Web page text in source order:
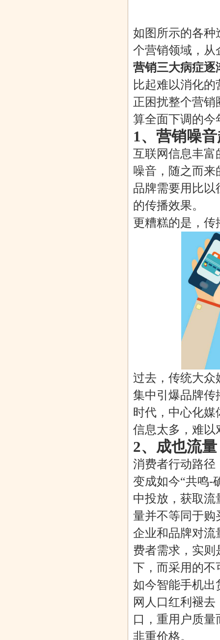
如图所示的各种
个营销领域，从
营销三大病症逐
比起难以消化的
正困扰整个营
算全面下调的今
1、营销噪
互联网信息丰富
噪音，随之而
品牌需要用比
的传播效果。
更糟糕的是，传
过去，传统大众
集中引爆品牌传
时代，中心化媒
信息太多，难以
2、成也流
消费者行动路径
变成如今“共鸣-
中投放，获取
量并不等同于购
企业和品牌对流
费者需求，实
下，而采用的不
如今智能手机出
网人口红利褪
口，重用户质
非重价格。